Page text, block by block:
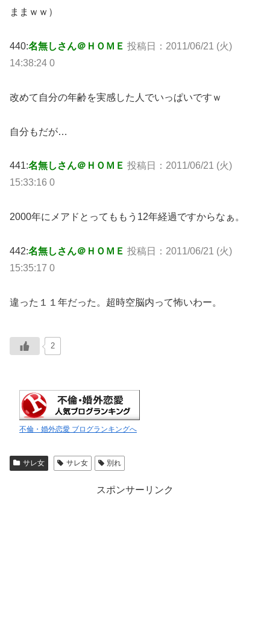
ままｗｗ）
440:名無しさん＠ＨＯＭＥ 投稿日：2011/06/21 (火)
14:38:24 0
改めて自分の年齢を実感した人でいっぱいですｗ
自分もだが…
441:名無しさん＠ＨＯＭＥ 投稿日：2011/06/21 (火)
15:33:16 0
2000年にメアドとってももう12年経過ですからなぁ。
442:名無しさん＠ＨＯＭＥ 投稿日：2011/06/21 (火)
15:35:17 0
違った１１年だった。超時空脳内って怖いわー。
2
不倫・婚外恋愛 ブログランキングへ
サレ女 サレ女 別れ
スポンサーリンク